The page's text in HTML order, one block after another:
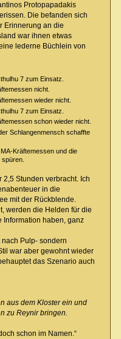
Protopapadakis
Die befanden sich
Erinnerung an die
war ihnen etwas
lederne Büchlein von
7 zum Einsatz.
nicht.
wieder nicht.
7 zum Einsatz.
schon wieder nicht.
Schlangenmensch schaffte
Kräftemessen und die
Stunden verbracht. Ich
in die
mit der Rückblende.
werden die Helden für die
Information haben, ganz
Pulp- sondern
war aber gewohnt wieder
das Szenario auch
aus dem Kloster ein und
zu Reynir bringen.
schon im Namen.“